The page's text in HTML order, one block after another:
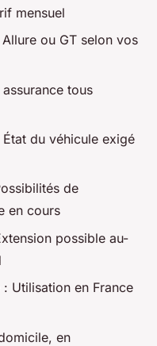
mensuel
ou GT selon vos
tous
État du véhicule exigé
de
en cours
possible au-
: Utilisation en France
en